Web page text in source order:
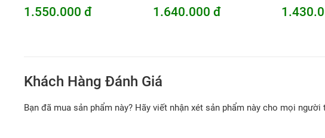
1.550.000 đ 1.640.000 đ
Khách Hàng Đánh Giá
Bạn đã mua sản phẩm này? Hãy viết nhận xét sản phẩm này cho mọi người